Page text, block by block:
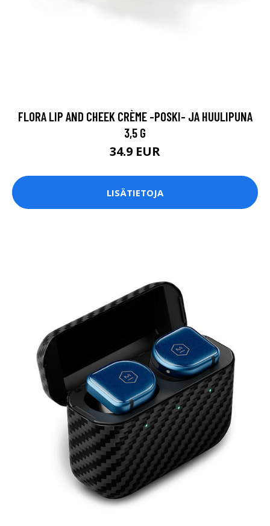
FLORA LIP AND CHEEK CRÈME -POSKI- JA HUULIPUNA
3,5 G
34.9 EUR
LISÄTIETOJA